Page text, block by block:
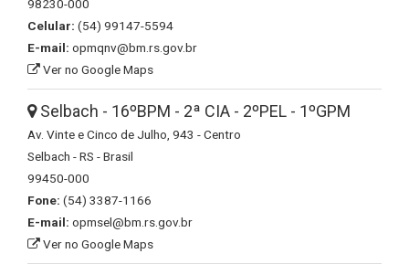
98230-000
Celular: (54) 99147-5594
E-mail: opmqnv@bm.rs.gov.br
Ver no Google Maps
Selbach - 16ºBPM - 2ª CIA - 2ºPEL - 1ºGPM
Av. Vinte e Cinco de Julho, 943 - Centro
Selbach - RS - Brasil
99450-000
Fone: (54) 3387-1166
E-mail: opmsel@bm.rs.gov.br
Ver no Google Maps